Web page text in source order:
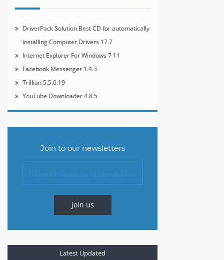
DriverPack Solution Best CD for automatically
installing Computer Drivers 17.7
Internet Explorer For Windows 7 11
Facebook Messenger 1.4.3
Trillian 5.5.0.19
YouTube Downloader 4.8.5
Join to our newsletters
join us
Latest Updated